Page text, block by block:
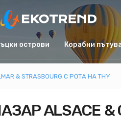
острови Корабни
& STRASBOURG С РОТА НА THY
ALSACE &